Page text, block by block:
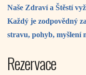
Naše Zdraví a Štěstí
Každý je zodpovědný
stravu, pohyb, myšlení
Rezervace